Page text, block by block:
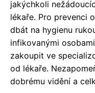
jakýchkoli
lékaře. Pro prevenci
dbát na hygienu
infikovanými
zakoupit ve
od lékaře.
dobrému vidění a